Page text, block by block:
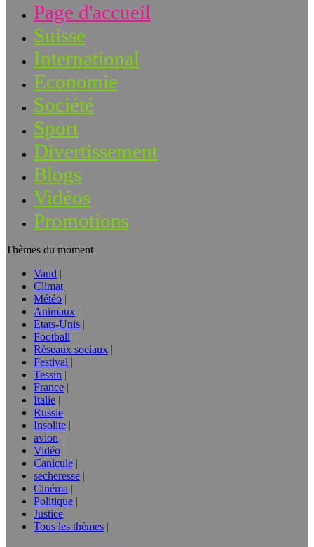
Page d'accueil
Suisse
International
Economie
Société
Sport
Divertissement
Blogs
Vidéos
Promotions
Thèmes du moment
Vaud
Climat
Météo
Animaux
Etats-Unis
Football
Réseaux sociaux
Festival
Tessin
France
Italie
Russie
Insolite
avion
Vidéo
Canicule
secheresse
Cinéma
Politique
Justice
Tous les thèmes